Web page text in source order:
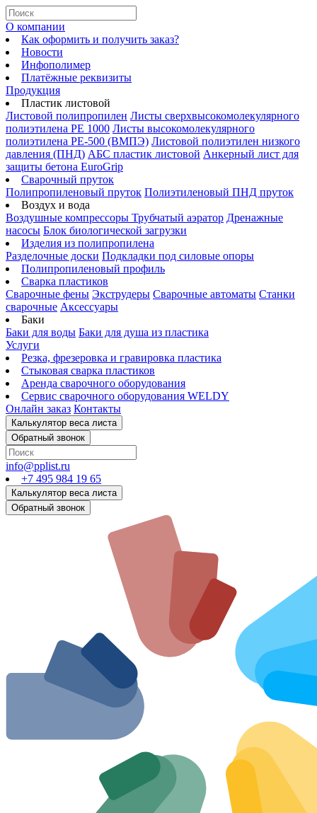
О компании
Как оформить и получить заказ?
Новости
Инфополимер
Платёжные реквизиты
Продукция
Пластик листовой
Листовой полипропилен Листы сверхвысокомолекулярного
полиэтилена PE 1000 Листы высокомолекулярного
полиэтилена РЕ-500 (ВМПЭ) Листовой полиэтилен низкого
давления (ПНД) АБС пластик листовой Анкерный лист для
защиты бетона EuroGrip
Сварочный пруток
Полипропиленовый пруток Полиэтиленовый ПНД пруток
Воздух и вода
Воздушные компрессоры Трубчатый аэратор Дренажные
насосы Блок биологической загрузки
Изделия из полипропилена
Разделочные доски Подкладки под силовые опоры
Полипропиленовый профиль
Сварка пластиков
Сварочные фены Экструдеры Сварочные автоматы Станки
сварочные Аксессуары
Баки
Баки для воды Баки для душа из пластика
Услуги
Резка, фрезеровка и гравировка пластика
Стыковая сварка пластиков
Аренда сварочного оборудования
Сервис сварочного оборудования WELDY
Онлайн заказ Контакты
info@pplist.ru
+7 495 984 19 65